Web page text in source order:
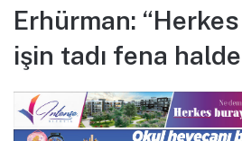
Erhürman:
işin tadı fena halde